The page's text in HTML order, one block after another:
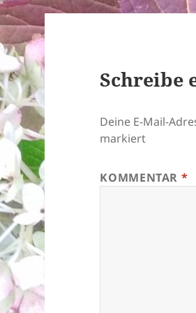
Schreibe
Deine E-Mail-
markiert
KOMMENTAR *